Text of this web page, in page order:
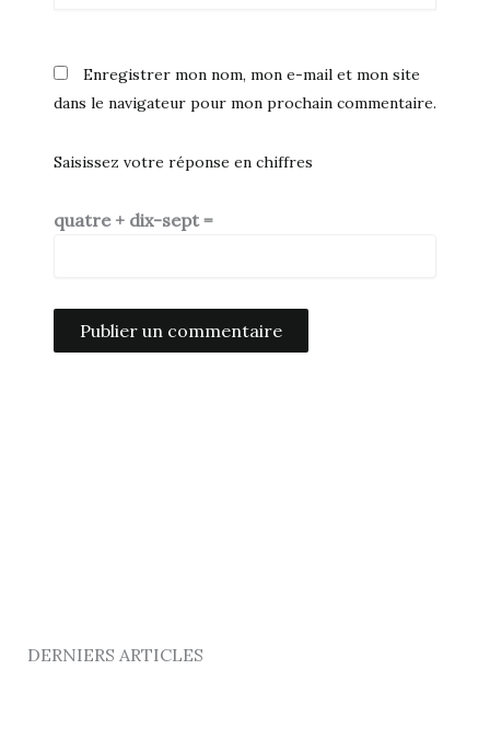
Enregistrer mon nom, mon e-mail et mon site
dans le navigateur pour mon prochain commentaire.
Saisissez votre réponse en chiffres
quatre + dix-sept =
DERNIERS ARTICLES